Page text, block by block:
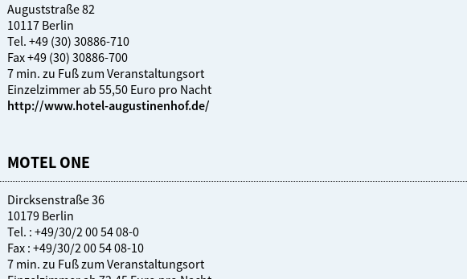
Auguststraße 82
10117 Berlin
Tel. +49 (30) 30886-710
Fax +49 (30) 30886-700
7 min. zu Fuß zum Veranstaltungsort
Einzelzimmer ab 55,50 Euro pro Nacht
http://www.hotel-augustinenhof.de/
MOTEL ONE
Dircksenstraße 36
10179 Berlin
Tel. : +49/30/2 00 54 08-0
Fax : +49/30/2 00 54 08-10
7 min. zu Fuß zum Veranstaltungsort